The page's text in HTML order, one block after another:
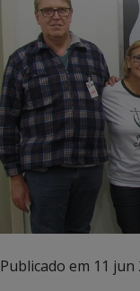
Publicado em 11 jun